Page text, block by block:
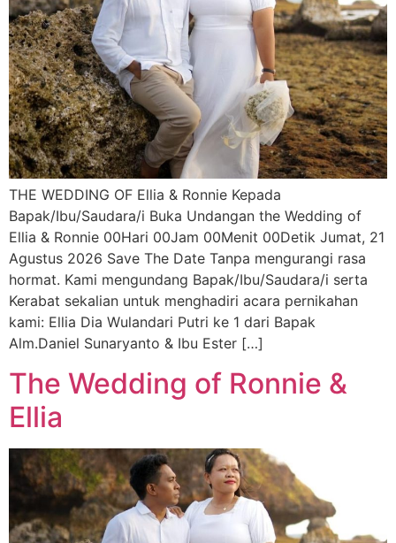
THE WEDDING OF Ellia & Ronnie Kepada
Bapak/Ibu/Saudara/i Buka Undangan the Wedding of
Ellia & Ronnie 00Hari 00Jam 00Menit 00Detik Jumat, 21
Agustus 2026 Save The Date Tanpa mengurangi rasa
hormat. Kami mengundang Bapak/Ibu/Saudara/i serta
Kerabat sekalian untuk menghadiri acara pernikahan
kami: Ellia Dia Wulandari Putri ke 1 dari Bapak
Alm.Daniel Sunaryanto & Ibu Ester […]
The Wedding of Ronnie &
Ellia